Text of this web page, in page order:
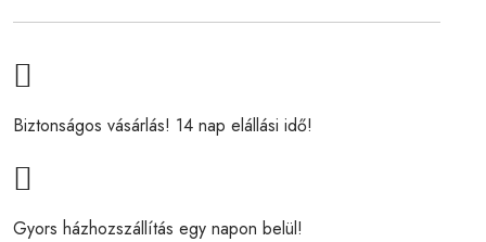
Biztonságos vásárlás! 14 nap elállási idő!
Gyors házhozszállítás egy napon belül!